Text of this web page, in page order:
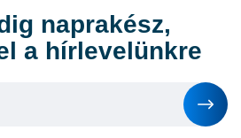
naprakész,
a hírlevelünkre